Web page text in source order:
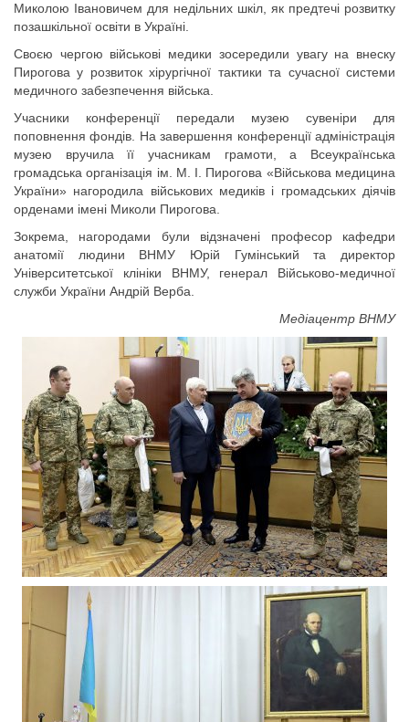
Миколою Івановичем для недільних шкіл, як предтечі розвитку
позашкільної освіти в Україні.
Своєю чергою військові медики зосередили увагу на внеску
Пирогова у розвиток хірургічної тактики та сучасної системи
медичного забезпечення війська.
Учасники конференції передали музею сувеніри для
поповнення фондів. На завершення конференції адміністрація
музею вручила її учасникам грамоти, а Всеукраїнська
громадська організація ім. М. І. Пирогова «Військова медицина
України» нагородила військових медиків і громадських діячів
орденами імені Миколи Пирогова.
Зокрема, нагородами були відзначені професор кафедри
анатомії людини ВНМУ Юрій Гумінський та директор
Університетської клініки ВНМУ, генерал Військово-медичної
служби України Андрій Верба.
Медіацентр ВНМУ